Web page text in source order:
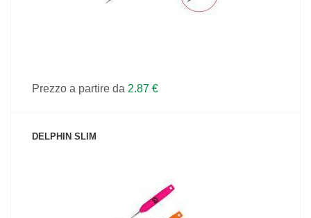
Prezzo a partire da 2.87 €
DELPHIN SLIM
VEDI IL PRODOTTO